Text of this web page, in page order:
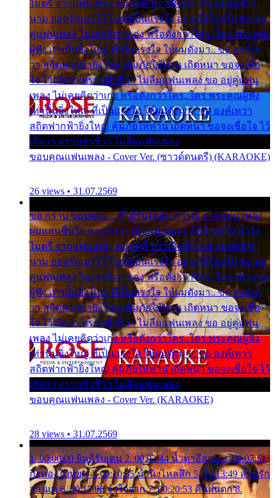
ไมตรี จากแฟนเพลง ทุกทุกที่ ปราณีหลั่งไหล ผมขอฝาก
นาม ยอดรักเอาไว้ โปรดเป็นแรงใจ อย่างนี้เรื่อยไป ขอ อยู่
คู่แฟนเพลง ไม่เคยคิดว่าเก่ง หรือดังกว่าใคร..ใคร พระคุณ
ผู้ฟัง เท่านั้นยิ่งใหญ่ ที่เป็นแรงใจ ให้ผมดังมา.. ขอ องค์เท
วา สถิตฟากฟ้ายิ่งใหญ่ คุ้มภัยให้ท่าน เถิดหนา ขอจงเชื่อ
ใจ ไว้เถิดว่า ตราบชั่วชีวา ไม่ลืมแฟนเพลง ขอ อยู่คู่แฟน
เพลง ไม่เคยคิดว่าเก่ง หรือดังกว่าใคร..ใคร พระคุณผู้ฟัง
เท่านั้นยิ่งใหญ่ ที่เป็นแรงใจ ให้ผมดังมา.. ขอ องค์เทวา
สถิตฟากฟ้ายิ่งใหญ่ คุ้มภัยให้ท่าน เถิดหนา ขอจงเชื่อใจ ไว้
เถิดว่า ตราบชั่วชีวา ไม่ลืมแฟนเพลง
ขอบคุณแฟนเพลง - Cover Ver. (ซาวด์ดนตรี) (KARAOKE)
26 views • 31.07.2569
ขอ กราบ ขอบคุณ.... ที่ได้รับไออุ่น การุณ จากแฟน เพลง
ผมแสนชื่นใจ หายวังเวง เมื่อแฟนเพลง ให้กำลังใจ น้ำใจ
ไมตรี จากแฟนเพลง ทุกทุกที่ ปราณีหลั่งไหล ผมขอฝาก
นาม ยอดรักเอาไว้ โปรดเป็นแรงใจ อย่างนี้เรื่อยไป ขอ อยู่
คู่แฟนเพลง ไม่เคยคิดว่าเก่ง หรือดังกว่าใคร..ใคร พระคุณ
ผู้ฟัง เท่านั้นยิ่งใหญ่ ที่เป็นแรงใจ ให้ผมดังมา.. ขอ องค์เท
วา สถิตฟากฟ้ายิ่งใหญ่ คุ้มภัยให้ท่าน เถิดหนา ขอจงเชื่อ
ใจ ไว้เถิดว่า ตราบชั่วชีวา ไม่ลืมแฟนเพลง ขอ อยู่คู่แฟน
เพลง ไม่เคยคิดว่าเก่ง หรือดังกว่าใคร..ใคร พระคุณผู้ฟัง
เท่านั้นยิ่งใหญ่ ที่เป็นแรงใจ ให้ผมดังมา.. ขอ องค์เทวา
สถิตฟากฟ้ายิ่งใหญ่ คุ้มภัยให้ท่าน เถิดหนา ขอจงเชื่อใจ ไว้
เถิดว่า ตราบชั่วชีวา ไม่ลืมแฟนเพลง
ขอบคุณแฟนเพลง - Cover Ver. (KARAOKE)
28 views • 31.07.2569
1. 00:00:00 ยินดีรับเดน 2. 00:03:44 น้ำตาอีสาน 3. 00:07:51
กิ่งทองใบหยก 4. 00:10:35 น้ำนิ่งไหลลึก 5. 00:13:49 ลานรัก
ลานเท 6. 00:17:06 จำใจจาก 7. 00:20:53 คืนฝนตก 8.